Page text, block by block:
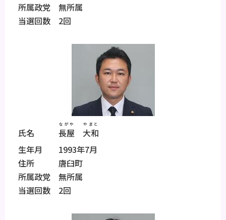
所属政党 無所属
当選回数 2回
氏名 長屋
ながや
大和
やまと
生年月 1993年7月
住所 唐臼町
所属政党 無所属
当選回数 2回